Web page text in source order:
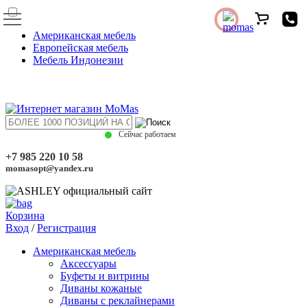
Американская мебель
Европейская мебель
Мебель Индонезии
Сейчас работаем
+7 985 220 10 58
momasopt@yandex.ru
Корзина
Вход /Регистрация
Американская мебель
Аксессуары
Буфеты и витрины
Диваны кожаные
Диваны с реклайнерами